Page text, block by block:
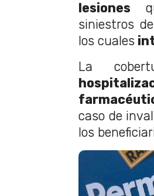
lesiones
siniestros
los cuales
La
caso de
los